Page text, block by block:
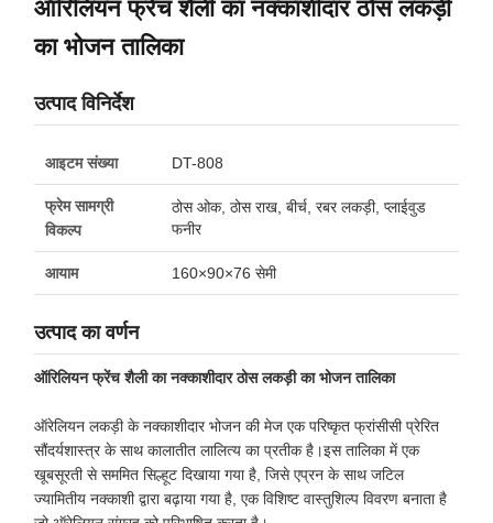
ऑरिलियन फ्रेंच शैली का नक्काशीदार ठोस लकड़ी
का भोजन तालिका
उत्पाद विनिर्देश
आइटम संख्या DT-808
फ्रेम सामग्री
विकल्प
ठोस ओक, ठोस राख, बीर्च, रबर लकड़ी, प्लाईवुड
फनीर
आयाम 160×90×76 सेमी
उत्पाद का वर्णन
ऑरिलियन फ्रेंच शैली का नक्काशीदार ठोस लकड़ी का भोजन तालिका
ऑरेलियन लकड़ी के नक्काशीदार भोजन की मेज एक परिष्कृत फ्रांसीसी प्रेरित
सौंदर्यशास्त्र के साथ कालातीत लालित्य का प्रतीक है।इस तालिका में एक
खूबसूरती से सममित सिल्हूट दिखाया गया है, जिसे एप्रन के साथ जटिल
ज्यामितीय नक्काशी द्वारा बढ़ाया गया है, एक विशिष्ट वास्तुशिल्प विवरण बनाता है